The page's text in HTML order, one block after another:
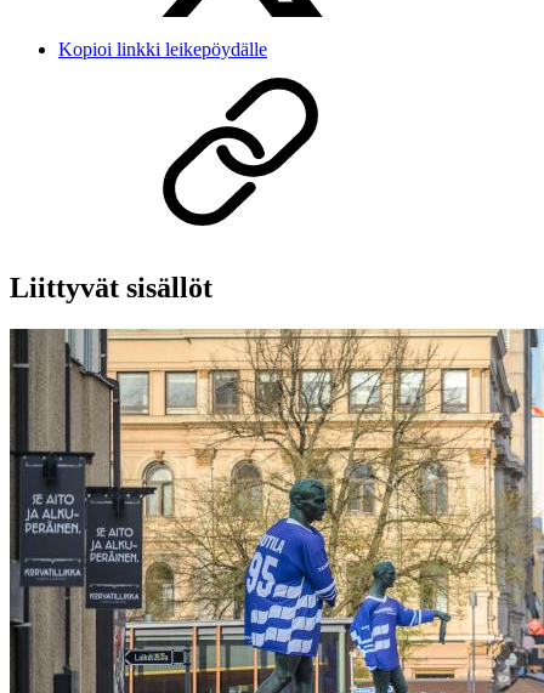
Kopioi linkki leikepöydälle
Liittyvät sisällöt